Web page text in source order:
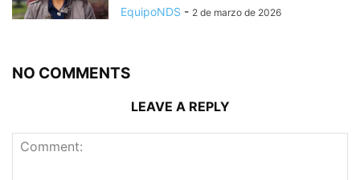
EquipoNDS - 2 de marzo de 2026
NO COMMENTS
LEAVE A REPLY